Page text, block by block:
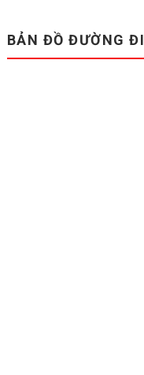
BẢN ĐỒ ĐƯỜNG ĐI